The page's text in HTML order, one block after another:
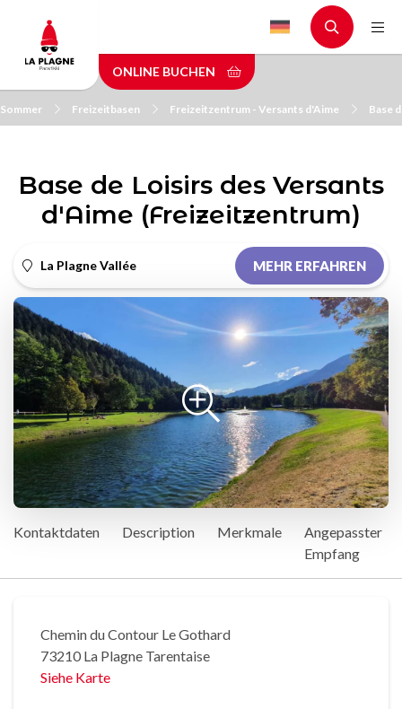
main
content
ONLINE BUCHEN
Freizeitbasen Freizeitzentrum - Versants d'Aime Base
Base de Loisirs des Versants
d'Aime (Freizeitzentrum)
La Plagne Vallée MEHR ERFAHREN
Kontaktdaten Description Merkmale
Angepasster
Empfang
Chemin du Contour Le Gothard
73210 La Plagne Tarentaise
Siehe Karte